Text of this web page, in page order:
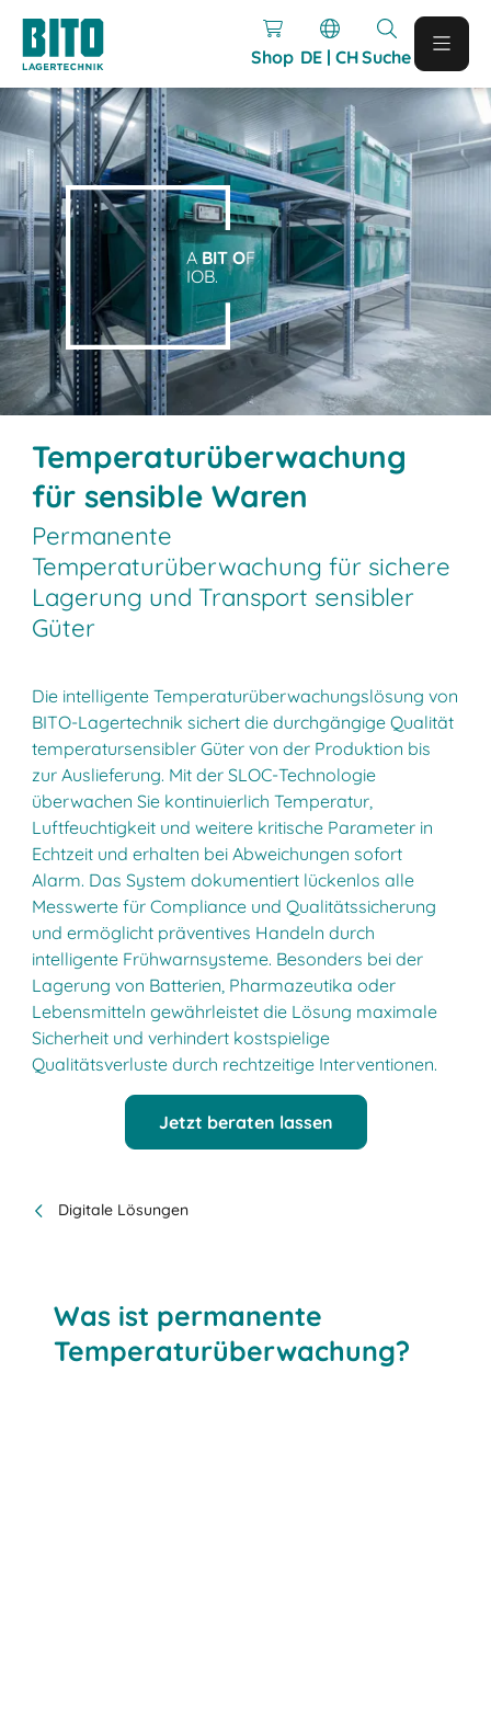
Shop DE | CHSuche
ABIT OF
IOB.
Temperaturüberwachung
für sensible Waren
Permanente
Temperaturüberwachung für sichere
Lagerung und Transport sensibler
Güter
Die intelligente Temperaturüberwachungslösung von
BITO-Lagertechnik sichert die durchgängige Qualität
temperatursensibler Güter von der Produktion bis
zur Auslieferung. Mit der SLOC-Technologie
überwachen Sie kontinuierlich Temperatur,
Luftfeuchtigkeit und weitere kritische Parameter in
Echtzeit und erhalten bei Abweichungen sofort
Alarm. Das System dokumentiert lückenlos alle
Messwerte für Compliance und Qualitätssicherung
und ermöglicht präventives Handeln durch
intelligente Frühwarnsysteme. Besonders bei der
Lagerung von Batterien, Pharmazeutika oder
Lebensmitteln gewährleistet die Lösung maximale
Sicherheit und verhindert kostspielige
Qualitätsverluste durch rechtzeitige Interventionen.
Jetzt beraten lassen
Digitale Lösungen
Was ist permanente
Temperaturüberwachung?